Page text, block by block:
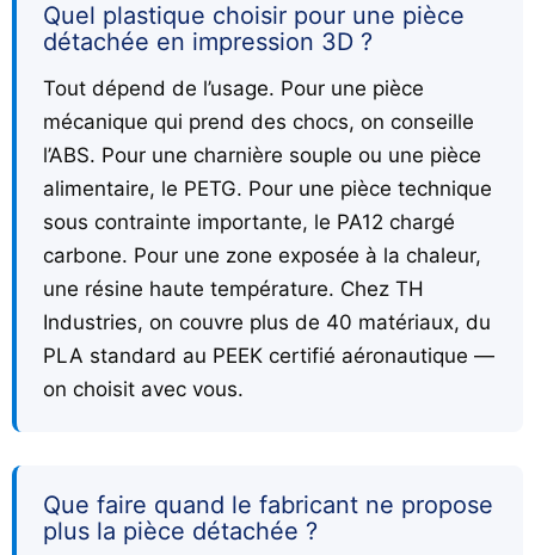
Quel plastique choisir pour une pièce
détachée en impression 3D ?
Tout dépend de l’usage. Pour une pièce
mécanique qui prend des chocs, on conseille
l’ABS. Pour une charnière souple ou une pièce
alimentaire, le PETG. Pour une pièce technique
sous contrainte importante, le PA12 chargé
carbone. Pour une zone exposée à la chaleur,
une résine haute température. Chez TH
Industries, on couvre plus de 40 matériaux, du
PLA standard au PEEK certifié aéronautique —
on choisit avec vous.
Que faire quand le fabricant ne propose
plus la pièce détachée ?